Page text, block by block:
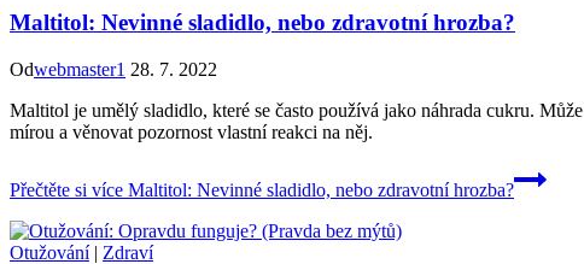
Maltitol: Nevinné sladidlo, nebo zdravotní hrozba?
Odwebmaster1 28. 7. 2022
Maltitol je umělý sladidlo, které se často používá jako náhrada cukru.
mírou a věnovat pozornost vlastní reakci na něj.
Přečtěte si více Maltitol: Nevinné sladidlo, nebo zdravotní hrozba?
Otužování| Zdraví